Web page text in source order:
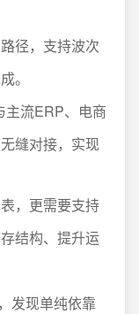
径，支持波次
。
主流ERP、电商
缝对接，实现
，更需要支持
结构、提升运
发现单纯依靠